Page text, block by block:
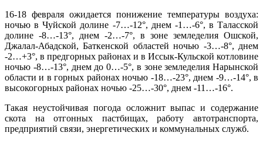
16-18 февраля ожидается понижение температуры воздуха:
ночью в Чуйской долине -7…-12°, днем -1…-6°, в Таласской
долине -8…-13°, днем -2…-7°, в зоне земледелия Ошской,
Джалал-Абадской, Баткенской областей ночью -3…-8°, днем
-2…+3°, в предгорных районах и в Иссык-Кульской котловине
ночью -8…-13°, днем до 0…-5°, в зоне земледелия Нарынской
области и в горных районах ночью -18…-23°, днем -9…-14°, в
высокогорных районах ночью -25…-30°, днем -11…-16°.
Такая неустойчивая погода осложнит выпас и содержание
скота на отгонных пастбищах, работу автотранспорта,
предприятий связи, энергетических и коммунальных служб.